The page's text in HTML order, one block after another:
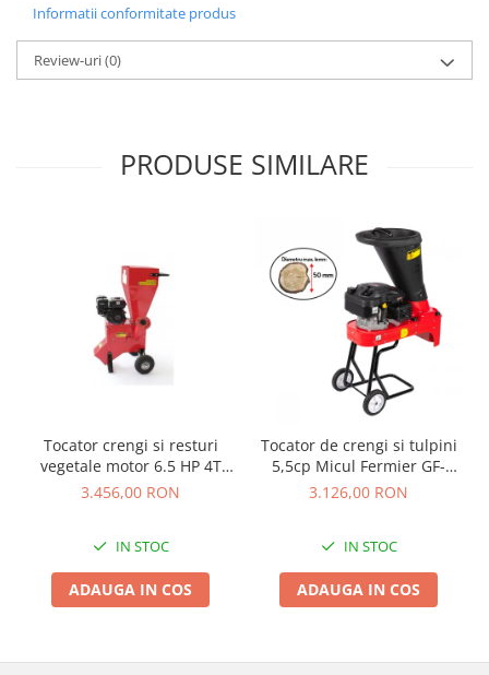
Informatii conformitate produs
Review-uri(0)
PRODUSE SIMILARE
Tocator crengi si resturi
vegetale motor 6.5 HP 4T
benzina, GF-0089
3.456,00 RON
IN STOC
ADAUGA IN COS
Tocator de crengi si tulpini
5,5cp Micul Fermier GF-
0089
3.126,00 RON
IN STOC
ADAUGA IN COS